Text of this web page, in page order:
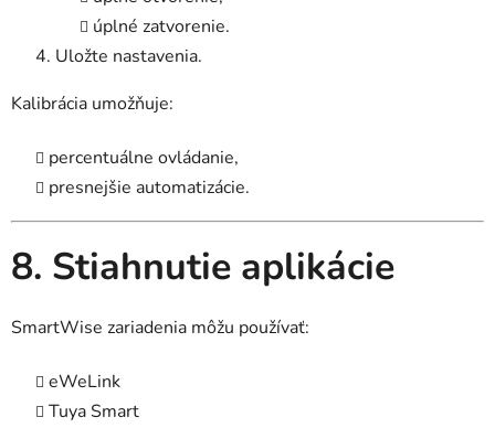
úplné zatvorenie.
Uložte nastavenia.
Kalibrácia umožňuje:
percentuálne ovládanie,
presnejšie automatizácie.
8. Stiahnutie aplikácie
SmartWise zariadenia môžu používať:
eWeLink
Tuya Smart